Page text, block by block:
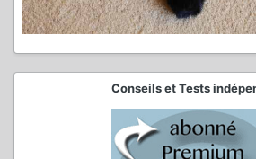
Conseils et Tests